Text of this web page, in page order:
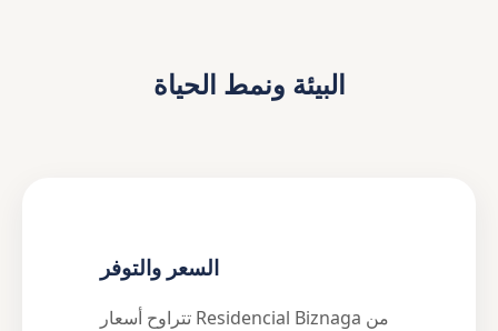
البيئة ونمط الحياة
السعر والتوفر
تتراوح أسعار Residencial Biznaga من